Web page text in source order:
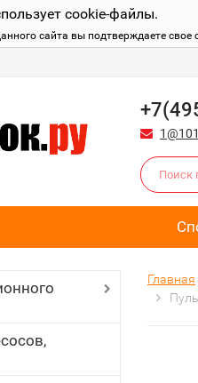
cookie-файлы.
сайта вы подтверждаете
Главная